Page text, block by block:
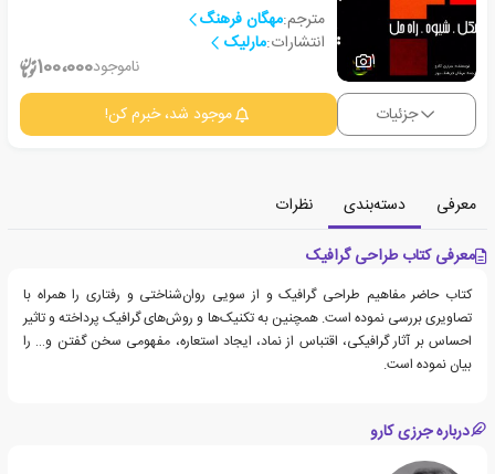
1
مترجم:مهگان فرهنگ
انتشارات:مارلیک
ناموجود100،000
جزئیات موجود شد، خبرم کن!
معرفی دسته‌بندی
نظرات
معرفی کتاب طراحی گرافیک
کتاب حاضر مفاهیم طراحی گرافیک و از سویی روان‌شناختی و رفتاری را همراه با
تصاویری بررسی نموده است. همچنین به تکنیک‌ها و روش‌های گرافیک پرداخته و تاثیر
احساس بر آثار گرافیکی، اقتباس از نماد، ایجاد استعاره، مفهومی سخن گفتن و… را
بیان نموده است.
درباره جرزی کارو